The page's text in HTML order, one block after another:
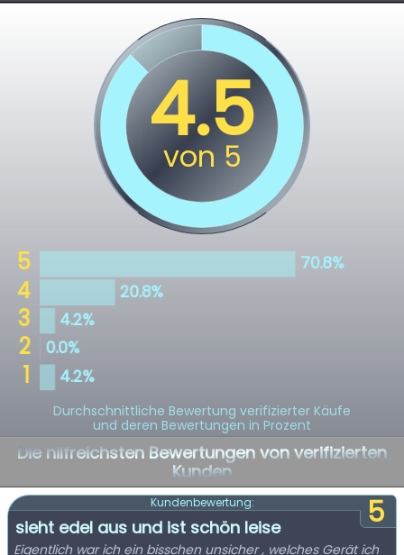
Durchschnittliche Bewertung verifizierter Käufe
und deren Bewertungen in Prozent
Die hilfreichsten Bewertungen von verifizierten
Kunden
5
Kundenbewertung:
sieht edel aus und ist schön leise
Eigentlich war ich ein bisschen unsicher , welches Gerät ich